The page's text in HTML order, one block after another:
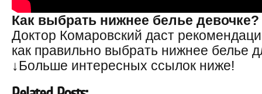
Как выбрать нижнее белье
Доктор Комаровский даст
как правильно выбрать нижнее белье
↓Больше интересных ссылок ниже!